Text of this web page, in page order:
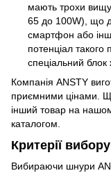
мають трохи вищу
65 до 100W), що
смартфон або
потенціал
спеціальний блок
Компанія ANSTY
приємними цінами.
інший товар на
каталогом.
Критерії
Вибираючи шнури